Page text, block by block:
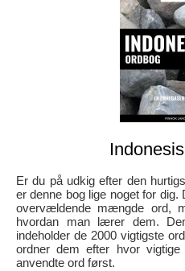
Er du på udkig efter den
er denne bog lige noget for
overvældende mængde ord,
hvordan man lærer dem.
indeholder de 2000 vigtigste
ordner dem efter hvor
anvendte ord først.